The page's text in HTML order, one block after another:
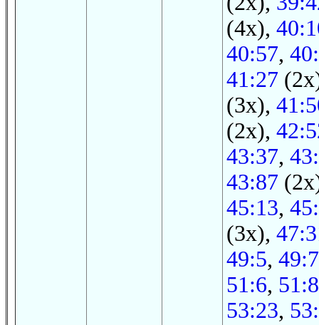
(4x),
40:57,
41:27
(3x),
(2x),
43:37,
43:87
45:13,
(3x),
49:5, 49:7
51:6, 51:8
53:23,